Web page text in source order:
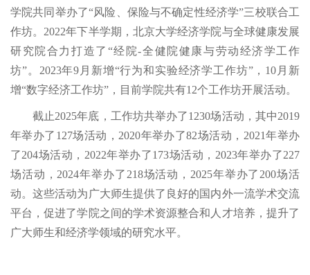
学院共同举办了“风险、保险与不确定性经济学”三校联合工
作坊。2022年下半学期，北京大学经济学院与全球健康发展
研究院合力打造了“经院-全健院健康与劳动经济学工作
坊”。2023年9月新增“行为和实验经济学工作坊”，10月新
增“数字经济工作坊”，目前学院共有12个工作坊开展活动。
截止2025年底，工作坊共举办了1230场活动，其中2019
年举办了127场活动，2020年举办了82场活动，2021年举办
了204场活动，2022年举办了173场活动，2023年举办了227
场活动，2024年举办了218场活动，2025年举办了200场活
动。这些活动为广大师生提供了良好的国内外一流学术交流
平台，促进了学院之间的学术资源整合和人才培养，提升了
广大师生和经济学领域的研究水平。